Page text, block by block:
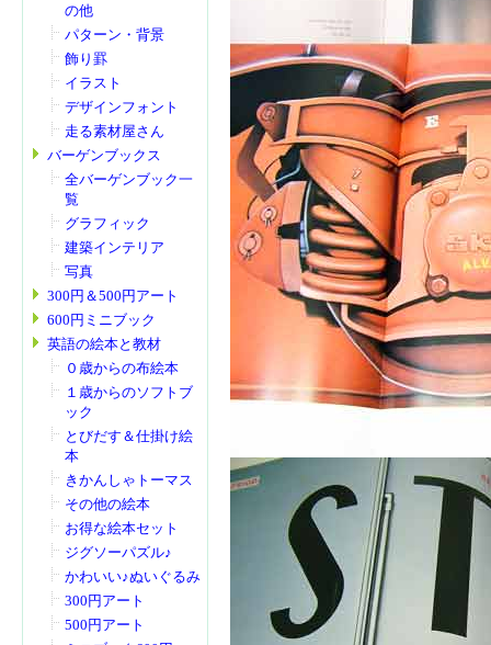
の他
パターン・背景
飾り罫
イラスト
デザインフォント
走る素材屋さん
バーゲンブックス
全バーゲンブック一
覧
グラフィック
建築インテリア
写真
300円＆500円アート
600円ミニブック
英語の絵本と教材
０歳からの布絵本
１歳からのソフトブ
ック
とびだす＆仕掛け絵
本
きかんしゃトーマス
その他の絵本
お得な絵本セット
ジグソーパズル♪
かわいい♪ぬいぐるみ
300円アート
500円アート